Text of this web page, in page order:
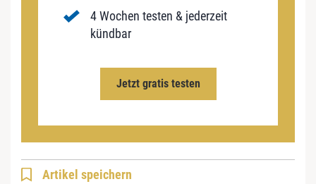
4 Wochen testen & jederzeit
kündbar
Jetzt gratis testen
Artikel speichern